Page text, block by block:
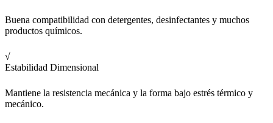
Buena compatibilidad con detergentes, desinfectantes y muchos
productos químicos.
√
Estabilidad Dimensional
Mantiene la resistencia mecánica y la forma bajo estrés térmico y
mecánico.